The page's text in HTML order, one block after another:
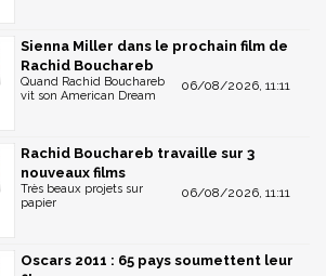
Sienna Miller dans le prochain film de
Rachid Bouchareb
06/08/2026, 11:11
Quand Rachid Bouchareb
vit son American Dream
Rachid Bouchareb travaille sur 3
nouveaux films
06/08/2026, 11:11
Très beaux projets sur
papier
Oscars 2011 : 65 pays soumettent leur